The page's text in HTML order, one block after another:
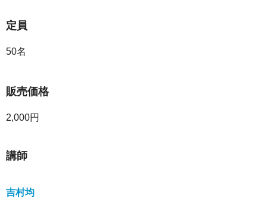
定員
50名
販売価格
2,000円
講師
吉村均